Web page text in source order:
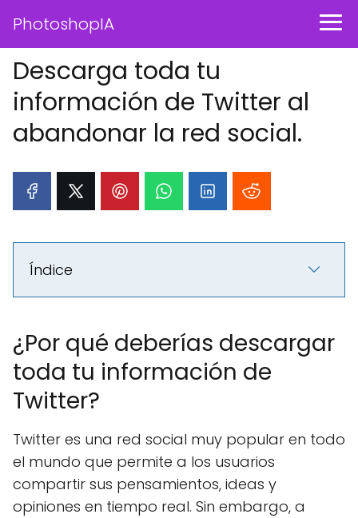
PhotoshopIA
Descarga toda tu
información de Twitter al
abandonar la red social.
Índice
¿Por qué deberías descargar
toda tu información de
Twitter?
Twitter es una red social muy popular en todo
el mundo que permite a los usuarios
compartir sus pensamientos, ideas y
opiniones en tiempo real. Sin embargo, a